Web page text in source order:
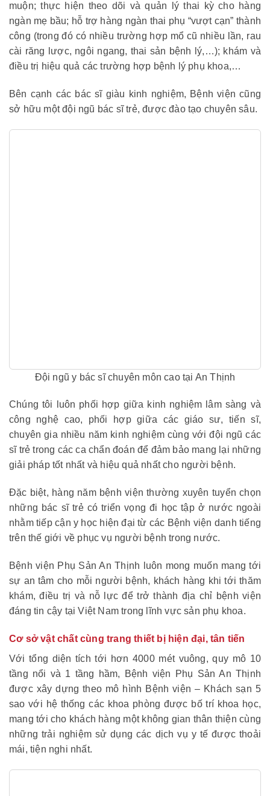
muộn; thực hiện theo dõi và quản lý thai kỳ cho hàng
ngàn mẹ bầu; hỗ trợ hàng ngàn thai phụ “vượt cạn” thành
công (trong đó có nhiều trường hợp mổ cũ nhiều lần, rau
cài răng lược, ngôi ngang, thai sản bệnh lý,…); khám và
điều trị hiệu quả các trường hợp bệnh lý phụ khoa,…
Bên cạnh các bác sĩ giàu kinh nghiệm, Bệnh viện cũng
sở hữu một đội ngũ bác sĩ trẻ, được đào tạo chuyên sâu.
Đội ngũ y bác sĩ chuyên môn cao tại An Thịnh
Chúng tôi luôn phối hợp giữa kinh nghiệm lâm sàng và
công nghệ cao, phối hợp giữa các giáo sư, tiến sĩ,
chuyên gia nhiều năm kinh nghiệm cùng với đội ngũ các
sĩ trẻ trong các ca chẩn đoán để đảm bảo mang lại những
giải pháp tốt nhất và hiệu quả nhất cho người bệnh.
Đặc biệt, hàng năm bệnh viện thường xuyên tuyển chọn
những bác sĩ trẻ có triển vọng đi học tập ở nước ngoài
nhằm tiếp cận y học hiện đại từ các Bệnh viện danh tiếng
trên thế giới về phục vụ người bệnh trong nước.
Bệnh viện Phụ Sản An Thịnh luôn mong muốn mang tới
sự an tâm cho mỗi người bệnh, khách hàng khi tới thăm
khám, điều trị và nỗ lực để trở thành địa chỉ bệnh viện
đáng tin cậy tại Việt Nam trong lĩnh vực sản phụ khoa.
Cơ sở vật chất cùng trang thiết bị hiện đại, tân tiến
Với tổng diện tích tới hơn 4000 mét vuông, quy mô 10
tầng nổi và 1 tầng hầm, Bệnh viện Phụ Sản An Thịnh
được xây dựng theo mô hình Bệnh viện – Khách sạn 5
sao với hệ thống các khoa phòng được bố trí khoa học,
mang tới cho khách hàng một không gian thân thiện cùng
những trải nghiệm sử dụng các dịch vụ y tế được thoải
mái, tiện nghi nhất.